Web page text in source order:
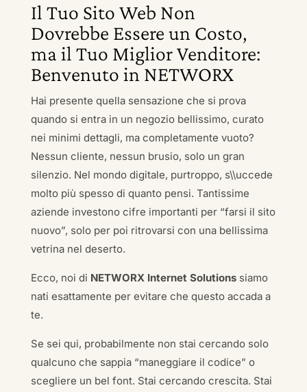
Il Tuo Sito Web Non
Dovrebbe Essere un Costo,
ma il Tuo Miglior Venditore:
Benvenuto in NETWORX
Hai presente quella sensazione che si prova
quando si entra in un negozio bellissimo, curato
nei minimi dettagli, ma completamente vuoto?
Nessun cliente, nessun brusio, solo un gran
silenzio. Nel mondo digitale, purtroppo, s\\uccede
molto più spesso di quanto pensi. Tantissime
aziende investono cifre importanti per “farsi il sito
nuovo”, solo per poi ritrovarsi con una bellissima
vetrina nel deserto.
Ecco, noi di NETWORX Internet Solutionssiamo
nati esattamente per evitare che questo accada a
te.
Se sei qui, probabilmente non stai cercando solo
qualcuno che sappia “maneggiare il codice” o
scegliere un bel font. Stai cercando crescita. Stai